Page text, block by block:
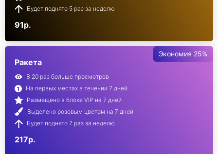
Будет поднято 5 раз за неделю
91р.
Экономия 25%
Ракета
В 20 раз больше просмотров
На первых местах в течении 7 дней
Размещено в блоке VIP на 7 дней
Выделено розовым цветом на 7 дней
Будет поднято 7 раз за неделю
217р.